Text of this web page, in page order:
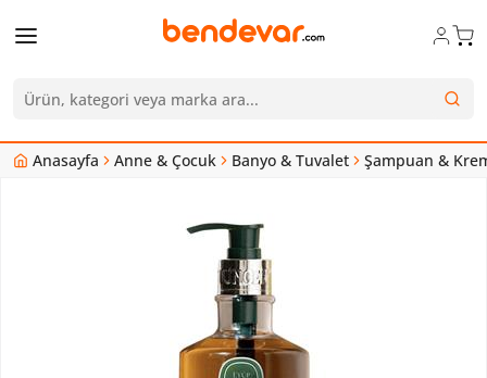
Anasayfa Anne & Çocuk Banyo & Tuvalet Şampuan &